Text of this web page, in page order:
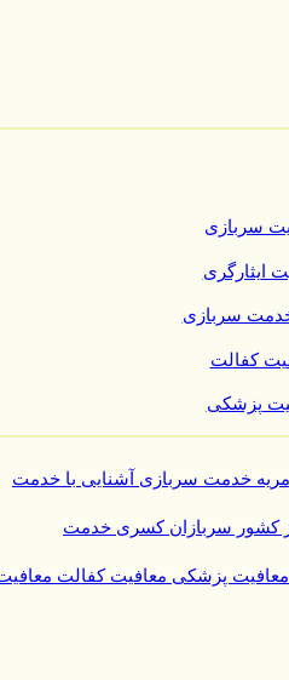
سربازی
خدمت سربازیآشنایی با خدمت
سربازانکسری خدمت
پزشکیمعافیت کفالتمعافیت